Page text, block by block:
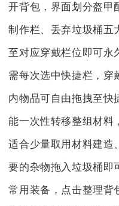
开背包，界面划分盔甲
制作栏、丢弃垃圾桶五
至对应穿戴栏位即可永
需每次选中快捷栏，穿
内物品可自由拖拽至快
能一次性转移整组材料
适合少量取用材料建造
要的杂物拖入垃圾桶即
常用装备，点击整理背